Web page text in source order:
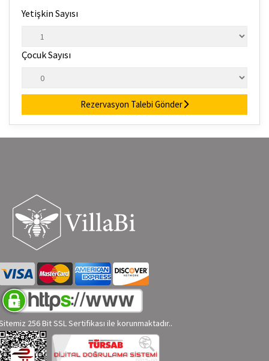
Yetişkin Sayısı
Çocuk Sayısı
Rezervasyon Talebi Gönder
256 Bit SSL Sertifikası ile korunmaktadır..